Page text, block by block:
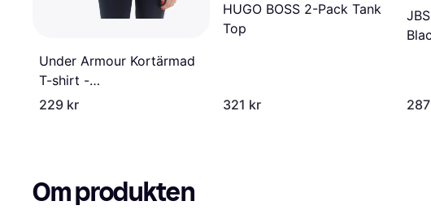
Under Armour Kortärmad
T-shirt -
Black/Black/Reflective
229 kr
HUGO BOSS 2-Pack Tank
Top
321 kr
Om produkten